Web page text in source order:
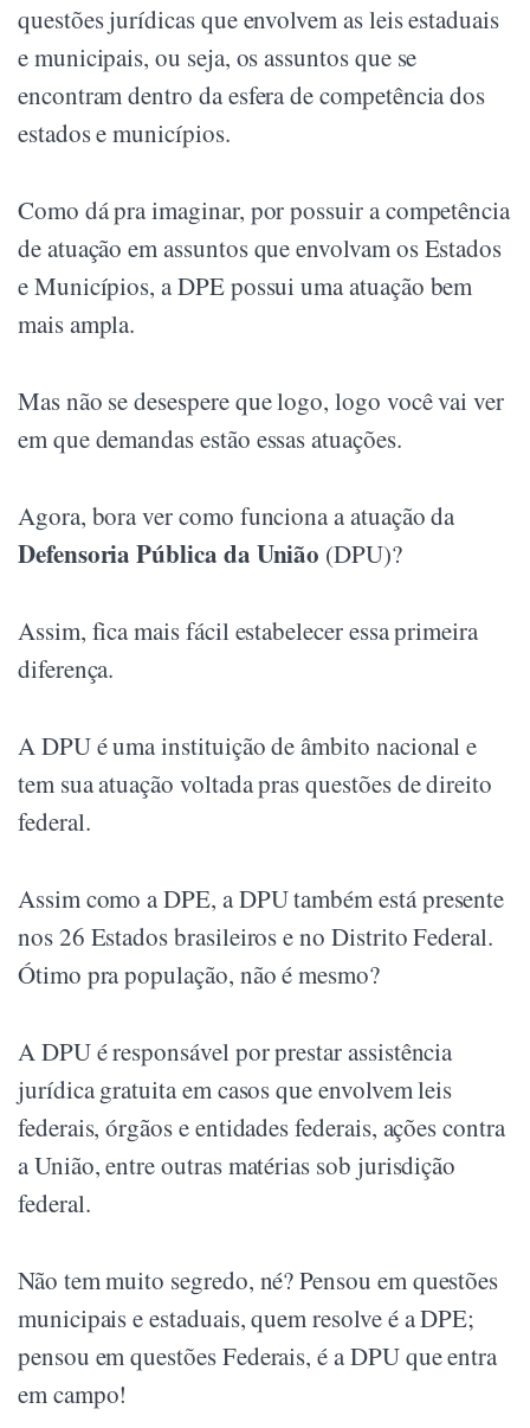
questões jurídicas que envolvem as leis estaduais
e municipais, ou seja, os assuntos que se
encontram dentro da esfera de competência dos
estados e municípios.
Como dá pra imaginar, por possuir a competência
de atuação em assuntos que envolvam os Estados
e Municípios, a DPE possui uma atuação bem
mais ampla.
Mas não se desespere que logo, logo você vai ver
em que demandas estão essas atuações.
Agora, bora ver como funciona a atuação da
Defensoria Pública da União (DPU)?
Assim, fica mais fácil estabelecer essa primeira
diferença.
A DPU é uma instituição de âmbito nacional e
tem sua atuação voltada pras questões de direito
federal.
Assim como a DPE, a DPU também está presente
nos 26 Estados brasileiros e no Distrito Federal.
Ótimo pra população, não é mesmo?
A DPU é responsável por prestar assistência
jurídica gratuita em casos que envolvem leis
federais, órgãos e entidades federais, ações contra
a União, entre outras matérias sob jurisdição
federal.
Não tem muito segredo, né? Pensou em questões
municipais e estaduais, quem resolve é a DPE;
pensou em questões Federais, é a DPU que entra
em campo!